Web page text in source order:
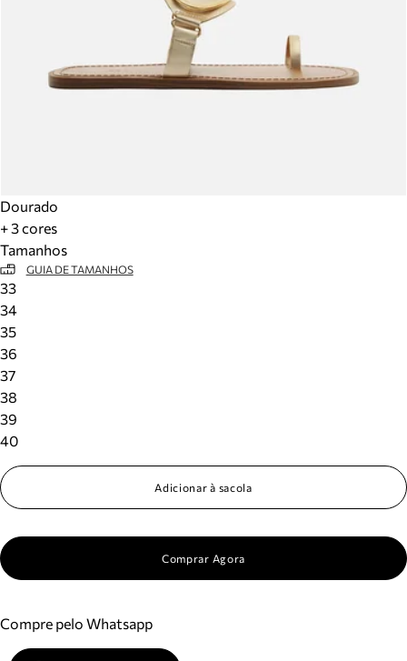
Dourado
+ 3 cores
Tamanhos
GUIA DE TAMANHOS
33
34
35
36
37
38
39
40
Adicionar à sacola
Comprar Agora
Compre pelo Whatsapp